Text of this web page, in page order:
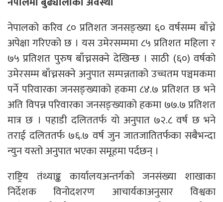
नेपालको करिव ८० प्रतिशत जनसङ्ख्या ६० वर्षसम्म बाँच्ने
अपेक्षा गरिएको छ । यस उमेरसम्ममा ८५ प्रतिशत महिला र
७५ प्रतिशत पुरुष बाँच्नसक्ने देखिन्छ । साठी (६०) वर्षको
उमेरसम्म बाँच्नसक्ने अनुपात सम्पन्नताको उच्चतम पञ्चमकमा
पर्ने परिवारका जनसङ्ख्याको हकमा ८४.७ प्रतिशत छ भने
अति विपन्न परिवारका जनसङ्ख्याको हकमा ७७.७ प्रतिशत
मात्र छ । पहाडी दलिततर्फ यो अनुपात ७२.८ वर्ष छ भने
तराई दलिततर्फ ७६.७ वर्ष जुन जातजातितर्फका सबैभन्दा
न्युन यस्तो अनुपात भएका समूहमा पर्दछन् ।
राष्ट्रिय तंथ्याङ्क कार्यालयअन्तर्गको जनसंख्या शाखाका
निर्देशक विनोदशरण आचार्यकाअनुसार विश्वका